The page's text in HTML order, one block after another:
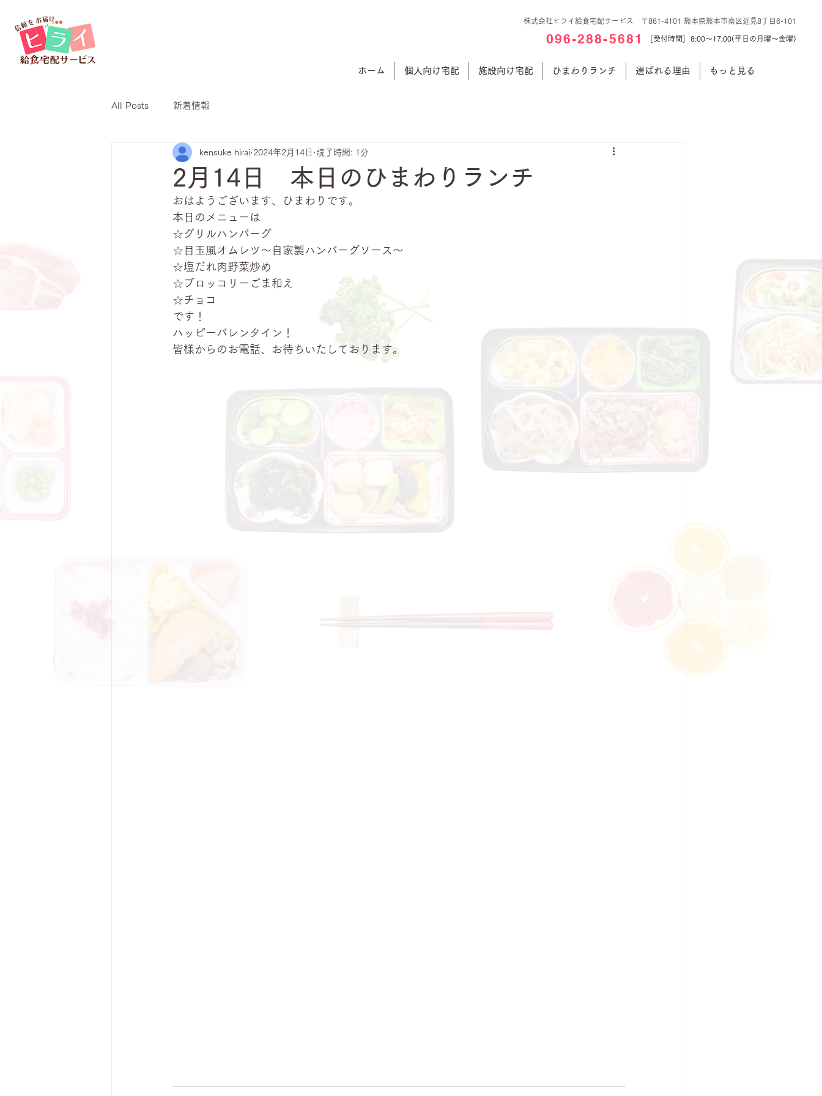
株式会社ヒライ給食宅配サービス 〒861-4101 熊本県熊本市南区近見8丁目6-101
096-288-5681 [受付時間] 8:00～17:00(平日の月曜～金曜)
ホーム 個人向け宅配 施設向け宅配 ひまわりランチ 選ばれる理由 もっと見る
All Posts 新着情報
2月14日 本日のひまわりランチ
kensuke hirai 2024年2月14日 読了時間: 1分
おはようございます、ひまわりです。
本日のメニューは
☆グリルハンバーグ
☆目玉風オムレツ～自家製ハンバーグソース～
☆塩だれ肉野菜炒め
☆ブロッコリーごま和え
☆チョコ
です！
ハッピーバレンタイン！
皆様からのお電話、お待ちいたしております。